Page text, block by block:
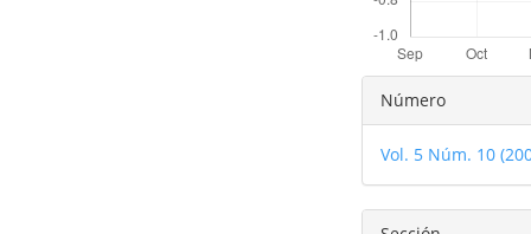
Detalles
del
artículo
Número
Vol. 5 Núm. 10